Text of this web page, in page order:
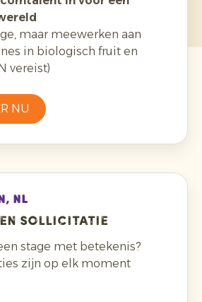
maar meewerken aan
in biologisch fruit en
vereist)
NU
NL
sollicitatie
stage met betekenis?
zijn op elk moment